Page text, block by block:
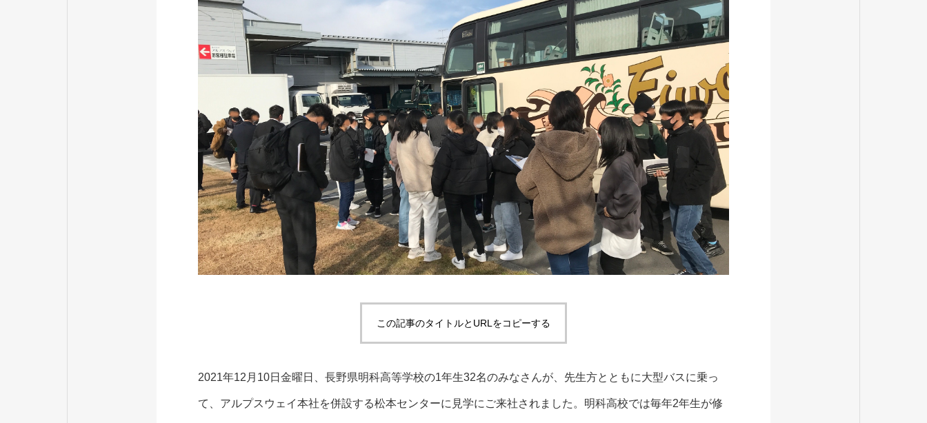
この記事のタイトルとURLをコピーする
2021年12月10日金曜日、長野県明科高等学校の1年生32名のみなさんが、先生方とともに大型バスに乗っ
て、アルプスウェイ本社を併設する松本センターに見学にご来社されました。明科高校では毎年2年生が修